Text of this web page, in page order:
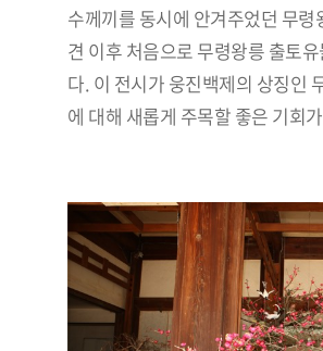
수께끼를 동시에 안겨주었던 무
견 이후 처음으로 무령왕릉 출토
다. 이 전시가 웅진백제의 상징인
에 대해 새롭게 주목할 좋은 기회